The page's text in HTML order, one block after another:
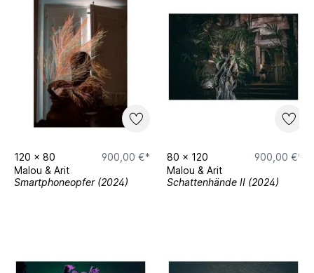
120 x 80
900,00 €*
Malou & Arit
Smartphoneopfer (2024)
80 x 120
900,00 €*
Malou & Arit
Schattenhände II (2024)